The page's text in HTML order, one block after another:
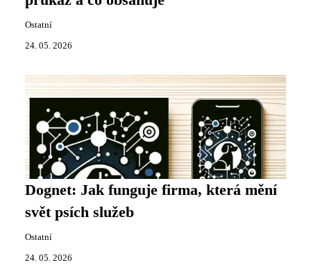
Ostatní
24. 05. 2026
Dognet: Jak funguje firma, která mění
svět psích služeb
Ostatní
24. 05. 2026